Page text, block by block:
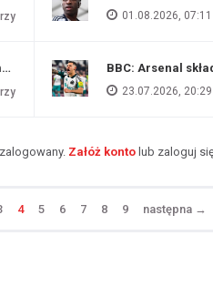
01.08.2026, 07:11
BBC: Arsenal
23.07.2026, 20:29
Załóż konto lub zaloguj
4 5 6 7 8 9 następna →